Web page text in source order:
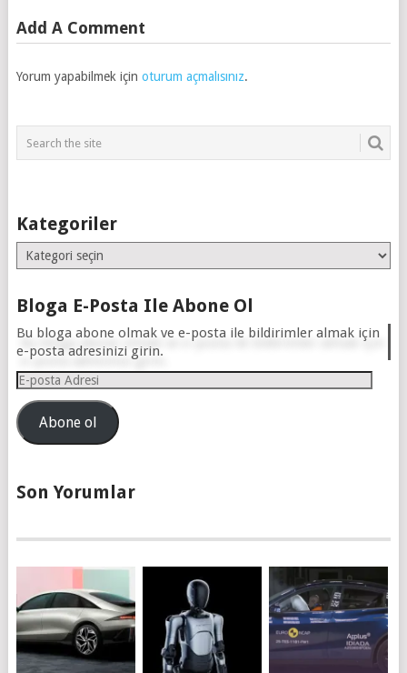
Add A Comment
Yorum yapabilmek için oturum açmalısınız.
Kategoriler
Kategoriler
Bloga E-Posta Ile Abone Ol
Bu bloga abone olmak ve e-posta ile bildirimler almak için
e-posta adresinizi girin.
E-
posta
AdresiAbone ol
Son Yorumlar